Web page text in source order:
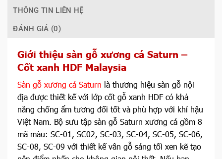
THÔNG TIN LIÊN HỆ
ĐÁNH GIÁ (0)
Giới thiệu sàn gỗ xương cá Saturn –
Cốt xanh HDF Malaysia
Sàn gỗ xương cá Saturn là thương hiệu sàn gỗ nội
địa được thiết kế với lớp cốt gỗ xanh HDF có khả
năng chống ẩm tương đối tốt và phù hợp với khí hậu
Việt Nam. Bộ sưu tập sàn gỗ Saturn xương cá gồm 8
mã màu: SC-01, SC02, SC-03, SC-04, SC-05, SC-06,
SC-08, SC-09 với thiết kế vân gỗ sáng tối xen kẽ tạo